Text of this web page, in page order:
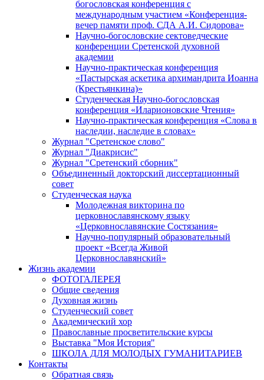
богословская конференция с
международным участием «Конференция-
вечер памяти проф. СДА А.И. Сидорова»
Научно-богословские сектоведческие
конференции Сретенской духовной
академии
Научно-практическая конференция
«Пастырская аскетика архимандрита Иоанна
(Крестьянкина)»
Студенческая Научно-богословская
конференция «Иларионовские Чтения»
Научно-практическая конференция «Cлова в
наследии, наследие в словах»
Журнал "Сретенское слово"
Журнал "Диакрисис"
Журнал "Сретенский сборник"
Объединенный докторский диссертационный
совет
Студенческая наука
Молодежная викторина по
церковнославянскому языку
«Церковнославянские Состязания»
Научно-популярный образовательный
проект «Всегда Живой
Церковнославянский»
Жизнь академии
ФОТОГАЛЕРЕЯ
Общие сведения
Духовная жизнь
Студенческий совет
Академический хор
Православные просветительские курсы
Выставка "Моя История"
ШКОЛА ДЛЯ МОЛОДЫХ ГУМАНИТАРИЕВ
Контакты
Обратная связь